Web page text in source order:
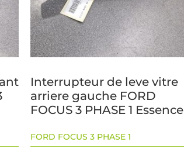
Interrupteur de leve vitre
arriere gauche FORD
FOCUS 3 PHASE 1 Essence
FORD FOCUS 3 PHASE 1